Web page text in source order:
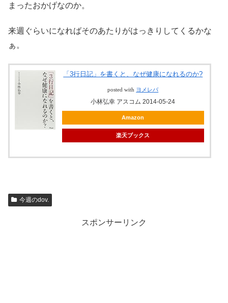
まったおかげなのか。
来週ぐらいになればそのあたりがはっきりしてくるかな
ぁ。
「3行日記」を書くと、なぜ健康になれるのか?
posted with ヨメレバ
小林弘幸 アスコム 2014-05-24
Amazon
楽天ブックス
今週のdov.
スポンサーリンク